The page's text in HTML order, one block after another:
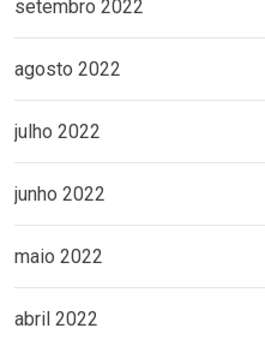
setembro 2022
agosto 2022
julho 2022
junho 2022
maio 2022
abril 2022